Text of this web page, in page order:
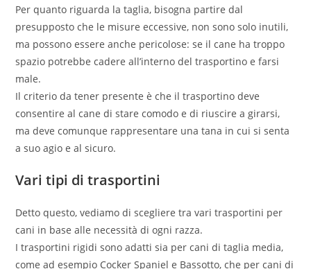
Per quanto riguarda la taglia, bisogna partire dal
presupposto che le misure eccessive, non sono solo inutili,
ma possono essere anche pericolose: se il cane ha troppo
spazio potrebbe cadere all’interno del trasportino e farsi
male.
Il criterio da tener presente è che il trasportino deve
consentire al cane di stare comodo e di riuscire a girarsi,
ma deve comunque rappresentare una tana in cui si senta
a suo agio e al sicuro.
Vari tipi di trasportini
Detto questo, vediamo di scegliere tra vari trasportini per
cani in base alle necessità di ogni razza.
I trasportini rigidi sono adatti sia per cani di taglia media,
come ad esempio Cocker Spaniel e Bassotto, che per cani di